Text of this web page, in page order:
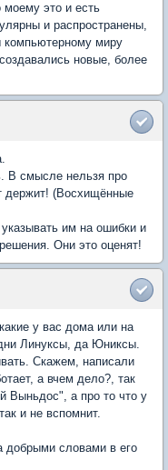
моему это и есть
и распространены,
компьютерному миру
новые, более
В смысле нельзя про
держит! (Восхищённые
им на ошибки и
Они это оценят!
у вас дома или на
Линуксы, да Юниксы.
Скажем, написали
а вчем дело?, так
Выньдос", а про то что у
и не вспомнит.
добрыми словами в его